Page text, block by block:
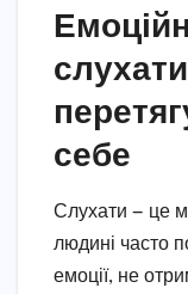
себе
Слухати — це
людині часто
емоції, не